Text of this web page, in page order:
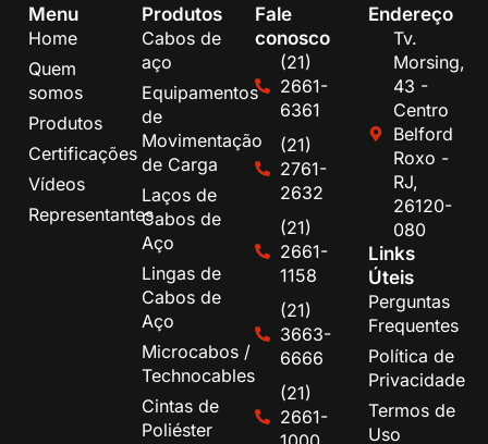
Menu
Home
Quem
somos
Produtos
Certificações
Vídeos
Representantes
Produtos
Cabos de
aço
Equipamentos
de
Movimentação
de Carga
Laços de
Cabos de
Aço
Lingas de
Cabos de
Aço
Microcabos /
Technocables
Cintas de
Poliéster
Fale
conosco
(21)
2661-
6361
(21)
2761-
2632
(21)
2661-
1158
(21)
3663-
6666
(21)
2661-
Endereço
Tv.
Morsing,
43 -
Centro
Belford
Roxo -
RJ,
26120-
080
Links
Úteis
Perguntas
Frequentes
Política de
Privacidade
Termos de
Uso